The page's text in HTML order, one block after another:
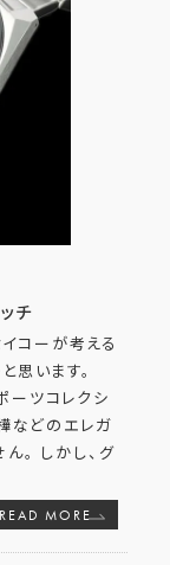
チ
コーが考える
思います。
ーツコレクシ
などのエレガ
。 しかし、グ
READ MORE